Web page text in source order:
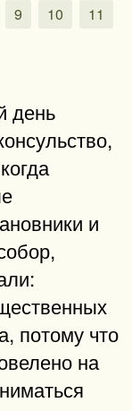
9 10
11
день
и
потому что
на